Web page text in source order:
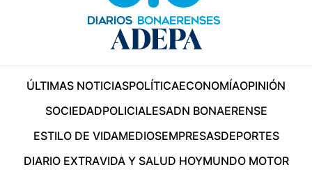
ÚLTIMAS NOTICIASPOLÍTICAECONOMÍAOPINIÓN
SOCIEDADPOLICIALESADN BONAERENSE
ESTILO DE VIDAMEDIOSEMPRESASDEPORTES
DIARIO EXTRAVIDA Y SALUD HOYMUNDO MOTOR